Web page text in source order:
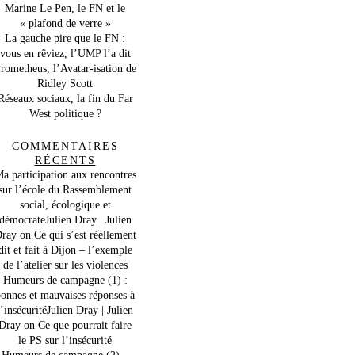
Marine Le Pen, le FN et le
« plafond de verre »
La gauche pire que le FN :
vous en rêviez, l’UMP l’a dit
l’Avatar-isation de
Ridley Scott
sociaux, la fin du Far
West politique ?
COMMENTAIRES
RÉCENTS
participation aux rencontres
l’école du Rassemblement
social, écologique et
démocrateJulien Dray | Julien
on Ce qui s’est réellement
et fait à Dijon – l’exemple
de l’atelier sur les violences
Humeurs de campagne (1) :
et mauvaises réponses à
Dray | Julien
on Ce que pourrait faire
le PS sur l’insécurité